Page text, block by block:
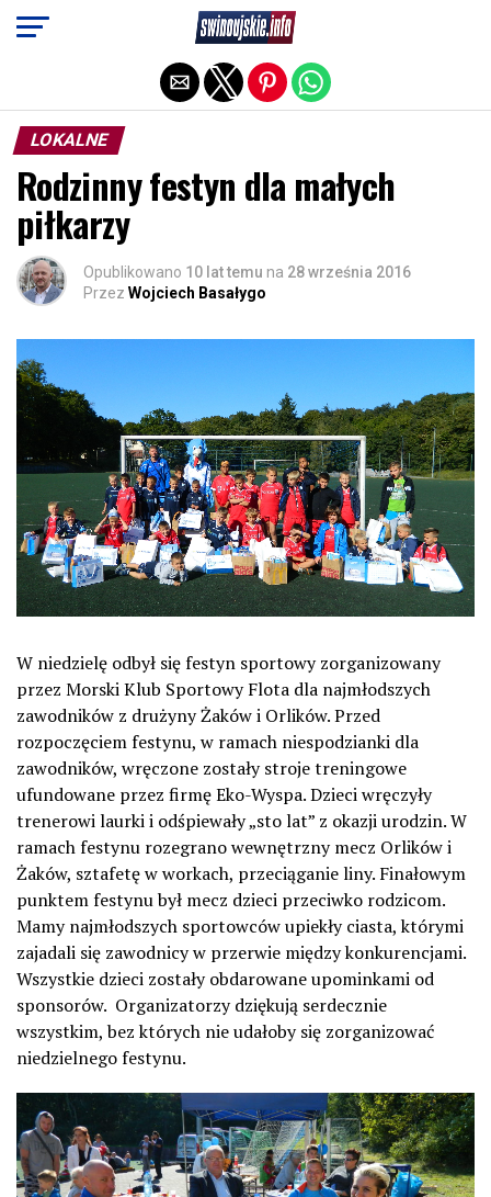
LOKALNE
Rodzinny festyn dla małych
piłkarzy
Opublikowano 10 lat temu na 28 września 2016
Przez Wojciech Basałygo
W niedzielę odbył się festyn sportowy zorganizowany
przez Morski Klub Sportowy Flota dla najmłodszych
zawodników z drużyny Żaków i Orlików. Przed
rozpoczęciem festynu, w ramach niespodzianki dla
zawodników, wręczone zostały stroje treningowe
ufundowane przez firmę Eko-Wyspa. Dzieci wręczyły
trenerowi laurki i odśpiewały „sto lat” z okazji urodzin. W
ramach festynu rozegrano wewnętrzny mecz Orlików i
Żaków, sztafetę w workach, przeciąganie liny. Finałowym
punktem festynu był mecz dzieci przeciwko rodzicom.
Mamy najmłodszych sportowców upiekły ciasta, którymi
zajadali się zawodnicy w przerwie między konkurencjami.
Wszystkie dzieci zostały obdarowane upominkami od
sponsorów. Organizatorzy dziękują serdecznie
wszystkim, bez których nie udałoby się zorganizować
niedzielnego festynu.
Exit mobile version